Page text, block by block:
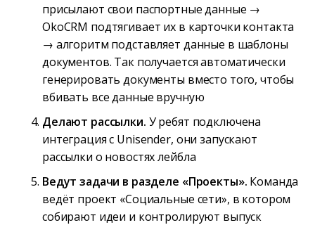
присылают свои паспортные данные →
OkoCRM подтягивает их в карточки контакта
→ алгоритм подставляет данные в шаблоны
документов. Так получается автоматически
генерировать документы вместо того, чтобы
вбивать все данные вручную
Делают рассылки. У ребят подключена
интеграция с Unisender, они запускают
рассылки о новостях лейбла
Ведут задачи в разделе «Проекты». Команда
ведёт проект «Социальные сети», в котором
собирают идеи и контролируют выпуск